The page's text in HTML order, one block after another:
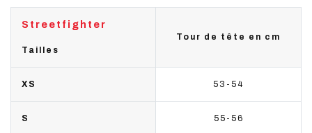
Streetfighter
Tailles
Tour de tête en cm
XS 53-54
S 55-56